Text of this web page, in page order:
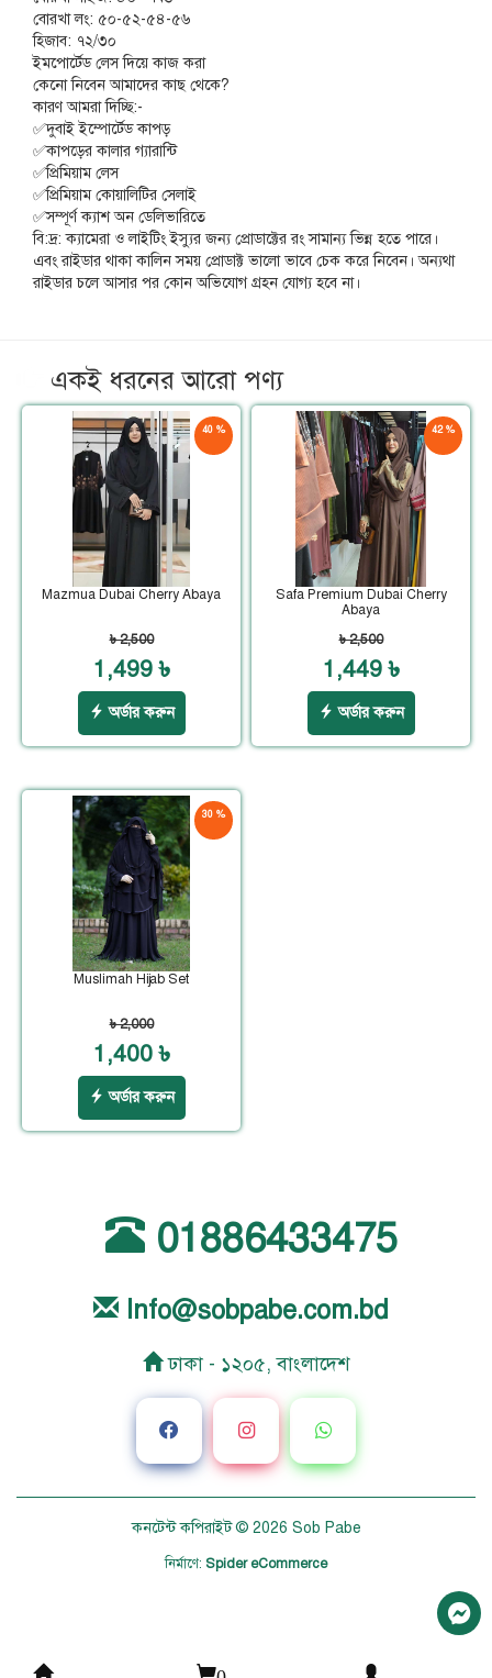
বোরখা লং: ৫০-৫২-৫৪-৫৬
হিজাব: ৭২/৩০
ইমপোর্টেড লেস দিয়ে কাজ করা
কেনো নিবেন আমাদের কাছ থেকে?
কারণ আমরা দিচ্ছি:-
✅দুবাই ইম্পোর্টেড কাপড়
✅কাপড়ের কালার গ্যারান্টি
✅প্রিমিয়াম লেস
✅প্রিমিয়াম কোয়ালিটির সেলাই
✅সম্পূর্ণ ক্যাশ অন ডেলিভারিতে
বি:দ্র: ক্যামেরা ও লাইটিং ইস্যুর জন্য প্রোডাক্টের রং সামান্য ভিন্ন হতে পারে।
এবং রাইডার থাকা কালিন সময় প্রোডাক্ট ভালো ভাবে চেক করে নিবেন। অন্যথা
রাইডার চলে আসার পর কোন অভিযোগ গ্রহন যোগ্য হবে না।
একই ধরনের আরো পণ্য
40 %
Mazmua Dubai Cherry Abaya
৳ 2,500
1,499 ৳
অর্ডার করুন
42 %
Safa Premium Dubai Cherry
Abaya
৳ 2,500
1,449 ৳
অর্ডার করুন
30 %
Muslimah Hijab Set
৳ 2,000
1,400 ৳
অর্ডার করুন
01886433475
Info@sobpabe.com.bd
ঢাকা - ১২০৫, বাংলাদেশ
কনটেন্ট কপিরাইট © 2026 Sob Pabe
নির্মাণে: Spider eCommerce